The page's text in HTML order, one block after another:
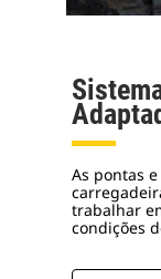
As pontas
trabalhar
condições